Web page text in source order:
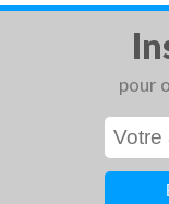
pour